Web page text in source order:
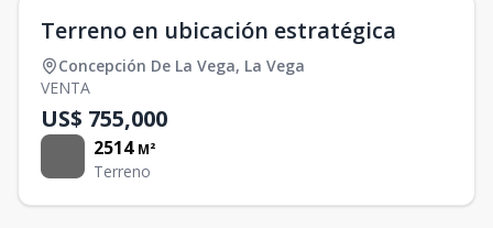
Terreno en ubicación estratégica
Concepción De La Vega, La Vega
VENTA
US$ 755,000
2514 M²
Terreno